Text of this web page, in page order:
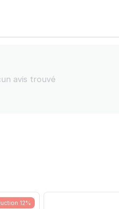
avis trouvé
12%